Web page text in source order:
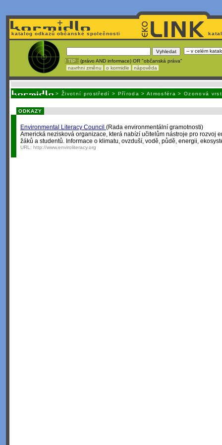
katalog odkazů občanské společnosti
! TIP : (právo AND informace) OR "občanská práva"
navrhni změnu
o kormidle nápověda
> Životní prostředí > Příroda >Atmosféra >Ozonová
ODKAZY
Environmental Literacy Council (Rada environmentální gramotnosti)
Americká nezisková organizace, která nabízí učitelům nástroje pro rozvoj
žáků a studentů. Informace o klimatu, ovzduší, vodě, půdě, energii,
URL: http://www.enviroliteracy.org